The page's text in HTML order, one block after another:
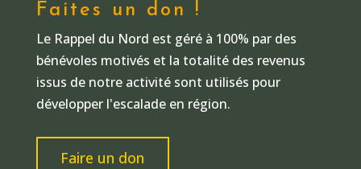
Faites un don !
Le Rappel du Nord est géré à 100% par des
bénévoles motivés et la totalité des revenus
issus de notre activité sont utilisés pour
développer l'escalade en région.
Faire un don